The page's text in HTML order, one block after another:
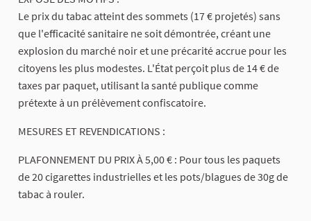
Le prix du tabac atteint des sommets (17 € projetés) sans
que l'efficacité sanitaire ne soit démontrée, créant une
explosion du marché noir et une précarité accrue pour les
citoyens les plus modestes. L'État perçoit plus de 14 € de
taxes par paquet, utilisant la santé publique comme
prétexte à un prélèvement confiscatoire.
MESURES ET REVENDICATIONS :
PLAFONNEMENT DU PRIX À 5,00 € : Pour tous les paquets
de 20 cigarettes industrielles et les pots/blagues de 30g de
tabac à rouler.